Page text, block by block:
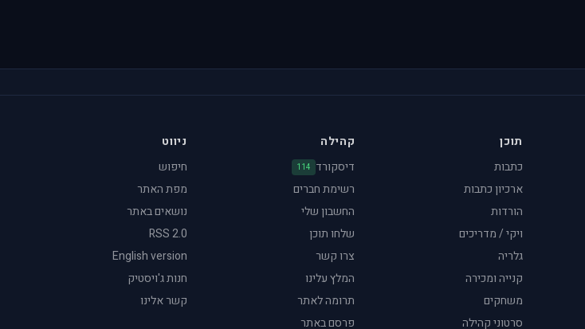
תוכן
כתבות
ארכיון כתבות
הורדות
ויקי / מדריכים
גלריה
קנייה ומכירה
משחקים
סרטוני קהילה
קהילה
דיסקורד 114
רשימת חברים
החשבון שלי
שלחו תוכן
צרו קשר
המלץ עלינו
תרומה לאתר
פרסם באתר
ניווט
חיפוש
מפת האתר
נושאים באתר
RSS 2.0
English version
חנות ג'ויסטיק
קשר אלינו